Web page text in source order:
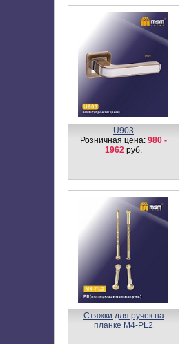
Дверной молоточек G7
Розничная цена:700руб.
Цилиндровый механизм,
латунь